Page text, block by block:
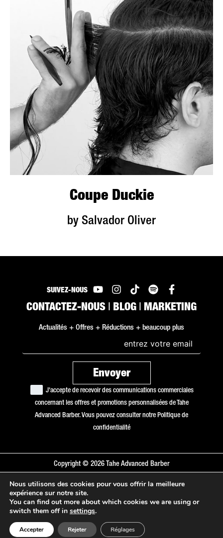
Coupe Duckie
by Salvador Oliver
SUIVEZ-NOUS
CONTACTEZ-NOUS | BLOG | MARKETING
Actualités + Offres + Réductions + beaucoup plus
J'accepte de recevoir des communications commerciales
concernant les offres et promotions personnalisées de Tahe
Advanced Barber. Vous pouvez consulter notre Politique de
confidentialité
Copyright © 2026 Tahe Advanced Barber
Politique de cookies
Politique de confidentialité
Base juridique
Nous utilisons des cookies pour vous offrir la meilleure
expérience sur notre site.
You can find out more about which cookies we are using or
switch them off in settings.
Accepter Rejeter Réglages